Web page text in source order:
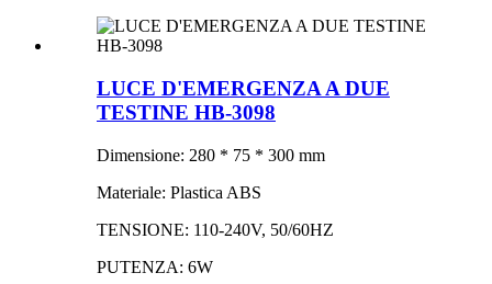
LUCE D'EMERGENZA A DUE
TESTINE HB-3098
Dimensione: 280 * 75 * 300 mm
Materiale: Plastica ABS
TENSIONE: 110-240V, 50/60HZ
PUTENZA: 6W